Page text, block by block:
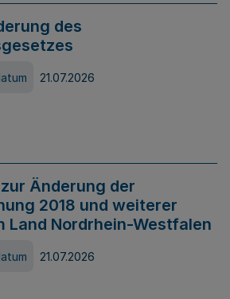
des
21.07.2026
Änderung der
2018 und weiterer
Land Nordrhein-Westfalen
21.07.2026